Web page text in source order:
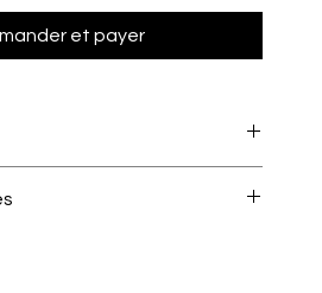
et payer
pour les coutures solides et
sa compatibilité avec les
foncé